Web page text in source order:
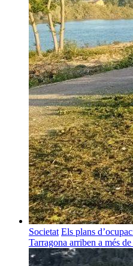
Societat Els plans
Tarragona arriben a més